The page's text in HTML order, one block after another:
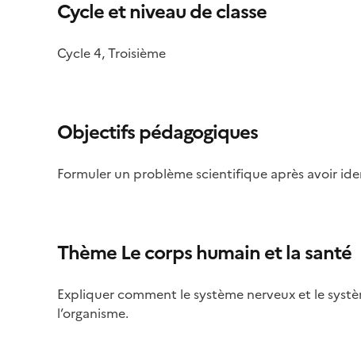
Cycle et niveau de classe
Cycle 4, Troisième
Objectifs pédagogiques
Formuler un problème scientifique après avoir
Thème Le corps humain et la santé
Expliquer comment le système nerveux et le
l’organisme.